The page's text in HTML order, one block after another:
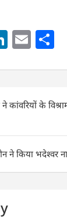
Li
k
e
dI
n
E
ai
l e
के
ने किया भदेश्वर